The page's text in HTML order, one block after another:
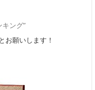
お願いします！